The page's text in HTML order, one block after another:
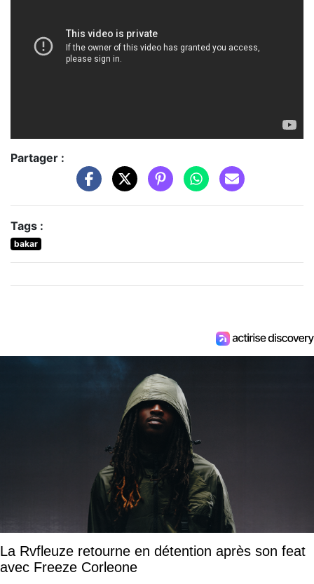
Partager :
Tags :
bakar
La Rvfleuze retourne en détention après son feat
avec Freeze Corleone